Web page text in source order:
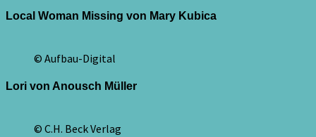
Local Woman Missing von Mary Kubica
© Aufbau-Digital
Lori von Anousch Müller
© C.H. Beck Verlag